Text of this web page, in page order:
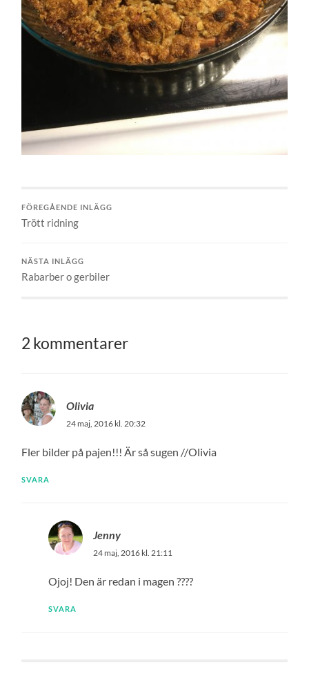
FÖREGÅENDE INLÄGG
Trött ridning
NÄSTA INLÄGG
Rabarber o gerbiler
2 kommentarer
Olivia
24 maj, 2016 kl. 20:32
Fler bilder på pajen!!! Är så sugen //Olivia
SVARA
Jenny
24 maj, 2016 kl. 21:11
Ojoj! Den är redan i magen ????
SVARA